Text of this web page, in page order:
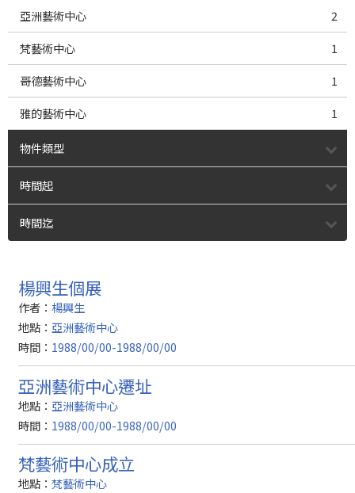
亞洲藝術中心
2
梵藝術中心
1
哥德藝術中心
1
雅的藝術中心
1
物件類型
時間起
時間迄
楊興生個展
作者： 楊興生
地點： 亞洲藝術中心
時間： 1988/00/00-1988/00/00
亞洲藝術中心遷址
地點： 亞洲藝術中心
時間： 1988/00/00-1988/00/00
梵藝術中心成立
地點： 梵藝術中心